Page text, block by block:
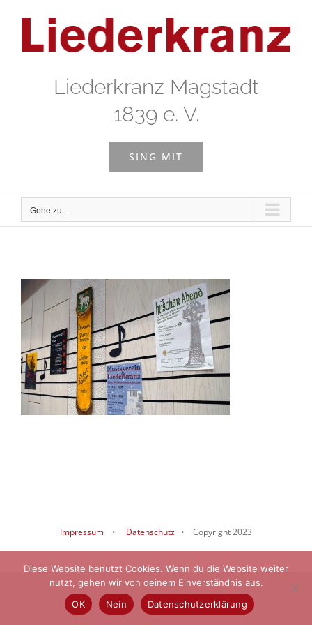
springen
Liederkranz Magstadt
1839 e. V.
SING MIT
Gehe zu ...
Impressum • Datenschutz • Copyright 2023
Diese Website benutzt Cookies. Wenn du die Website weiter
nutzt, gehen wir von deinem Einverständnis aus.
OK
Nein Datenschutzerklärung